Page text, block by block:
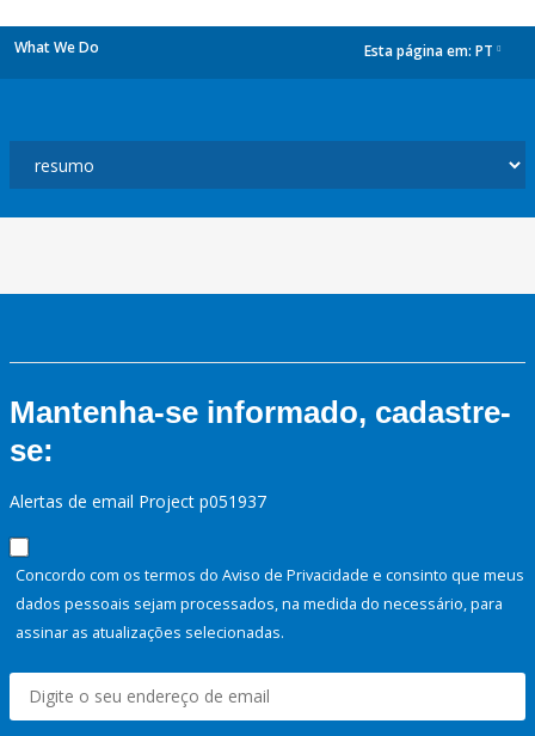
What We Do Esta página em: PT
Mantenha-se informado, cadastre-
se:
Alertas de email Project p051937
Concordo com os termos do Aviso de Privacidade e consinto que meus
dados pessoais sejam processados, na medida do necessário, para
assinar as atualizações selecionadas.